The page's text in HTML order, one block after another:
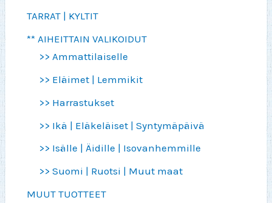
TARRAT | KYLTIT
** AIHEITTAIN VALIKOIDUT
>> Ammattilaiselle
>> Eläimet | Lemmikit
>> Harrastukset
>> Ikä | Eläkeläiset | Syntymäpäivä
>> Isälle | Äidille | Isovanhemmille
>> Suomi | Ruotsi | Muut maat
MUUT TUOTTEET